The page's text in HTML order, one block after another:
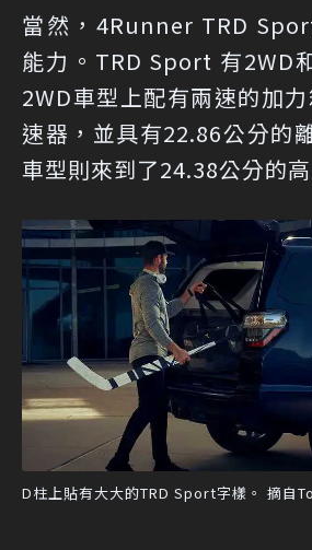
當然，4Runner TRD
能力。TRD Sport 有2WD
2WD車型上配有兩速的加
速器，並具有22.86公分的
車型則來到了24.38公分的高
D柱上貼有大大的TRD Sport字樣。 摘自